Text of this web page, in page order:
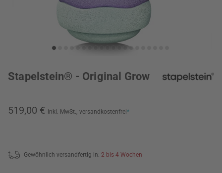
Stapelstein® - Original Grow
519,00 € inkl. MwSt., versandkostenfrei*
Gewöhnlich versandfertig in: 2 bis 4 Wochen